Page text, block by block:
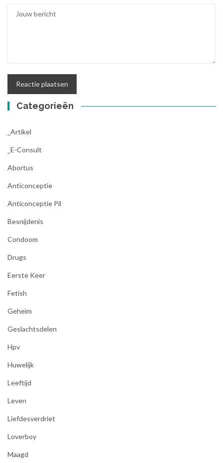
Categorieën
_Artikel
_E-Consult
Abortus
Anticonceptie
Anticonceptie Pil
Besnijdenis
Condoom
Drugs
Eerste Keer
Fetish
Geheim
Geslachtsdelen
Hpv
Huwelijk
Leeftijd
Leven
Liefdesverdriet
Loverboy
Maagd